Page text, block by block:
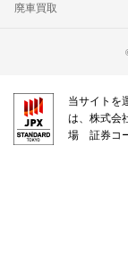
廃車買取
当サイトを
は、株式会
場 証券コ